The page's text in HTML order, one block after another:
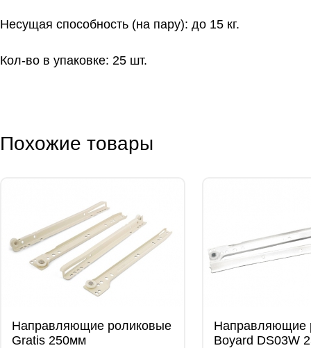
Несущая способность (на пару): до 15 кг.
Кол-во в упаковке: 25 шт.
Похожие товары
Направляющие роликовые
Gratis 250мм
Направляющие
Boyard DS03W